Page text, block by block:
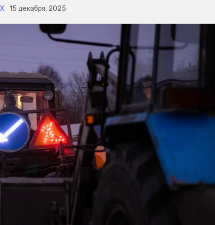
15 декабря, 2025